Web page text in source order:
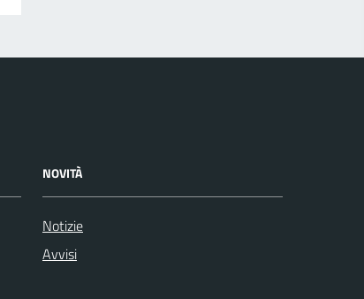
NOVITÀ
Notizie
Avvisi